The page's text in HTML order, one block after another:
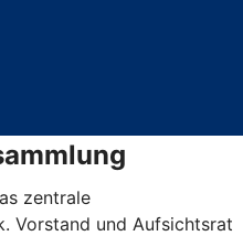
zentrale
Vorstand und Aufsichtsrat